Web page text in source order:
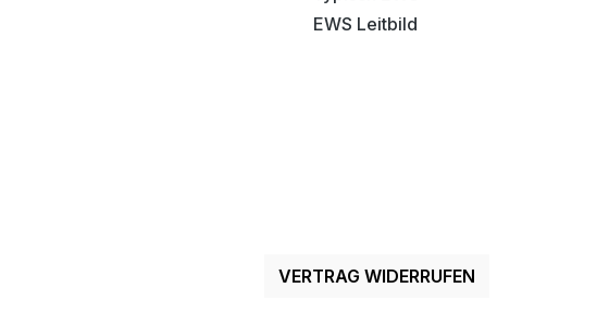
EWS Leitbild
VERTRAG WIDERRUFEN